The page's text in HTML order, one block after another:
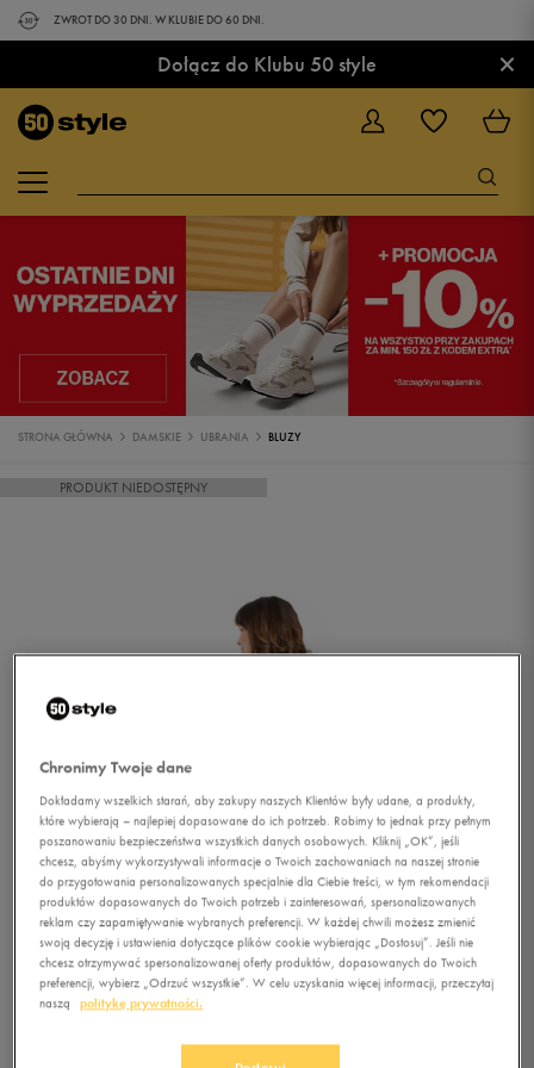
ZWROT DO 30 DNI. W KLUBIE DO 60 DNI.
Dołącz do Klubu 50 style ×
STRONA GŁÓWNA DAMSKIE UBRANIA BLUZY
PRODUKT NIEDOSTĘPNY
1/2
Chronimy Twoje dane
Dokładamy wszelkich starań, aby zakupy naszych Klientów były udane, a produkty,
które wybierają – najlepiej dopasowane do ich potrzeb. Robimy to jednak przy pełnym
poszanowaniu bezpieczeństwa wszystkich danych osobowych. Kliknij „OK”, jeśli
chcesz, abyśmy wykorzystywali informacje o Twoich zachowaniach na naszej stronie
do przygotowania personalizowanych specjalnie dla Ciebie treści, w tym rekomendacji
produktów dopasowanych do Twoich potrzeb i zainteresowań, spersonalizowanych
reklam czy zapamiętywanie wybranych preferencji. W każdej chwili możesz zmienić
swoją decyzję i ustawienia dotyczące plików cookie wybierając „Dostosuj”. Jeśli nie
chcesz otrzymywać spersonalizowanej oferty produktów, dopasowanych do Twoich
preferencji, wybierz „Odrzuć wszystkie”. W celu uzyskania więcej informacji, przeczytaj
naszą
politykę prywatności.